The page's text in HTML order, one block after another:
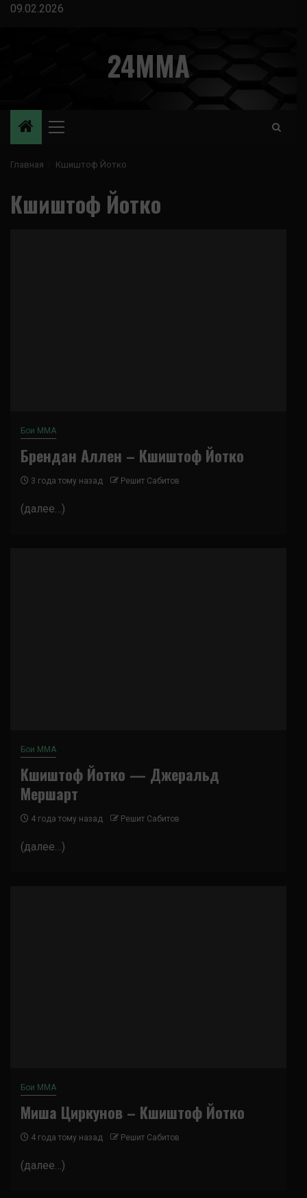
Перейти
09.02.2026
24MMA
Основное
Главная Кшиштоф Йотко
Кшиштоф Йотко
Бои ММА
Брендан Аллен – Кшиштоф Йотко
3 года тому назад Решит Сабитов
(далее…)
Бои ММА
Кшиштоф Йотко — Джеральд
Мершарт
4 года тому назад Решит Сабитов
(далее…)
Бои ММА
Миша Циркунов – Кшиштоф Йотко
4 года тому назад Решит Сабитов
(далее…)